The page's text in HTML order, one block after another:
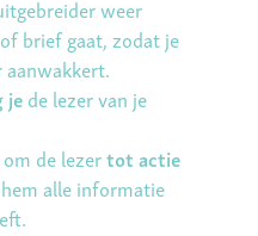
weer
brief gaat, zodat je
aanwakkert.
jede lezer van je
de lezertot actie
alle informatie